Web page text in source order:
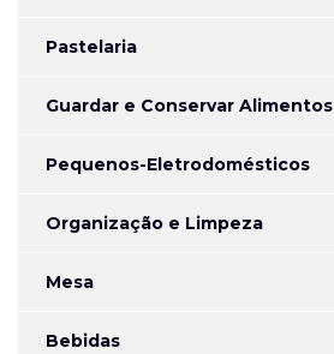
Pastelaria
Guardar e Conservar Alimentos
Pequenos-Eletrodomésticos
Organização e Limpeza
Mesa
Bebidas